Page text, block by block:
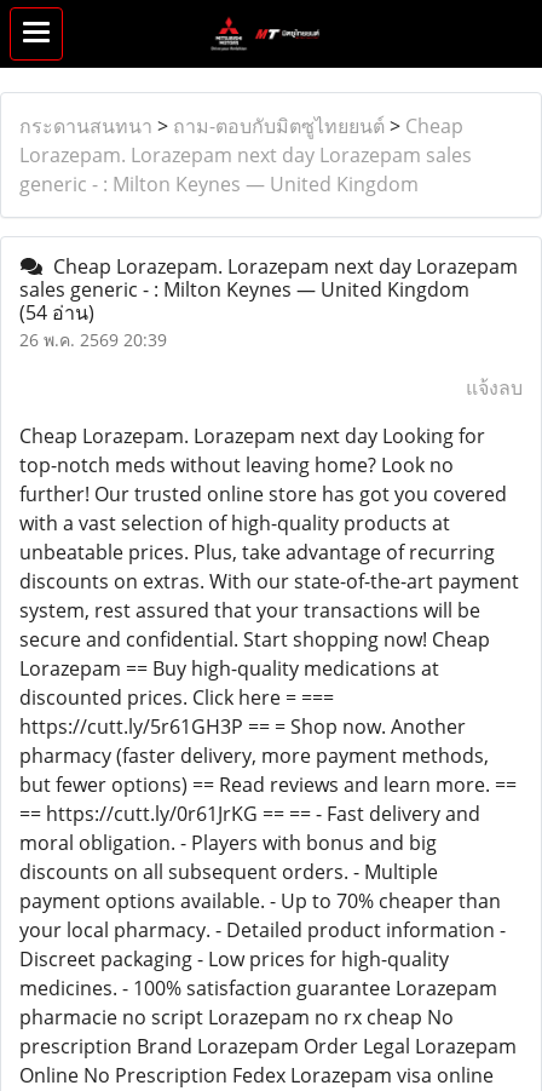
กระดานสนทนา > ถาม-ตอบกับมิตซูไทยยนต์ > Cheap
Lorazepam. Lorazepam next day Lorazepam sales
generic - : Milton Keynes — United Kingdom
Cheap Lorazepam. Lorazepam next day Lorazepam
sales generic - : Milton Keynes — United Kingdom
(54 อ่าน)
26 พ.ค. 2569 20:39
แจ้งลบ
Cheap Lorazepam. Lorazepam next day Looking for
top-notch meds without leaving home? Look no
further! Our trusted online store has got you covered
with a vast selection of high-quality products at
unbeatable prices. Plus, take advantage of recurring
discounts on extras. With our state-of-the-art payment
system, rest assured that your transactions will be
secure and confidential. Start shopping now! Cheap
Lorazepam == Buy high-quality medications at
discounted prices. Click here = ===
https://cutt.ly/5r61GH3P == = Shop now. Another
pharmacy (faster delivery, more payment methods,
but fewer options) == Read reviews and learn more. ==
== https://cutt.ly/0r61JrKG == == - Fast delivery and
moral obligation. - Players with bonus and big
discounts on all subsequent orders. - Multiple
payment options available. - Up to 70% cheaper than
your local pharmacy. - Detailed product information -
Discreet packaging - Low prices for high-quality
medicines. - 100% satisfaction guarantee Lorazepam
pharmacie no script Lorazepam no rx cheap No
prescription Brand Lorazepam Order Legal Lorazepam
Online No Prescription Fedex Lorazepam visa online